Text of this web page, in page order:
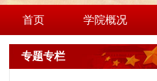
首页 学院概况
学院简介
现任领导
专题专栏